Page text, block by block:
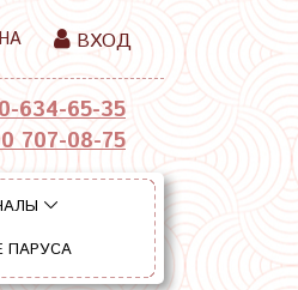
ВХОД
634-65-35
707-08-75
ПАРУСА